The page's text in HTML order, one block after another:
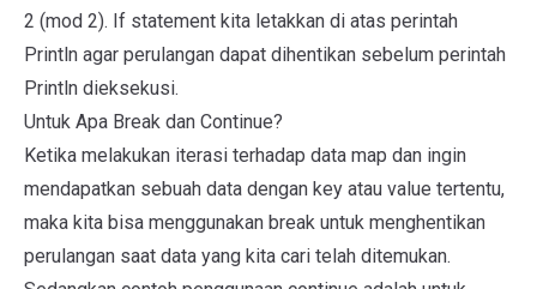
2 (mod 2). If statement kita letakkan di atas perintah
Println agar perulangan dapat dihentikan sebelum perintah
Println dieksekusi.
Untuk Apa Break dan Continue?
Ketika melakukan iterasi terhadap data map dan ingin
mendapatkan sebuah data dengan key atau value tertentu,
maka kita bisa menggunakan break untuk menghentikan
perulangan saat data yang kita cari telah ditemukan.